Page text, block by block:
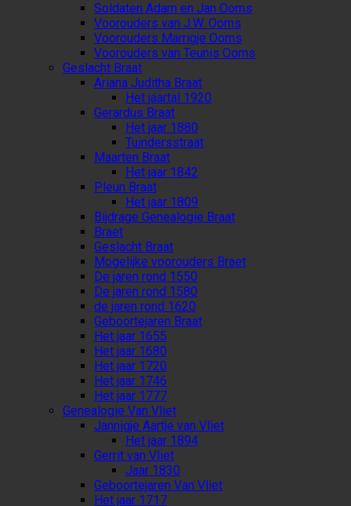
Soldaten Adam en Jan Ooms
Voorouders van J.W. Ooms
Voorouders Marrigje Ooms
Voorouders van Teunis Ooms
Geslacht Braat
Ariana Juditha Braat
Het jaartal 1920
Gerardus Braat
Het jaar 1880
Tuindersstraat
Maarten Braat
Het jaar 1842
Pleun Braat
Het jaar 1809
Bijdrage Genealogie Braat
Braet
Geslacht Braat
Mogelijke voorouders Braet
De jaren rond 1550
De jaren rond 1580
de jaren rond 1620
Geboortejaren Braat
Het jaar 1655
Het jaar 1680
Het jaar 1720
Het jaar 1746
Het jaar 1777
Genealogie Van Vliet
Jannigje Aartje van Vliet
Het jaar 1894
Gerrit van Vliet
Jaar 1830
Geboortejaren Van Vliet
Het jaar 1717